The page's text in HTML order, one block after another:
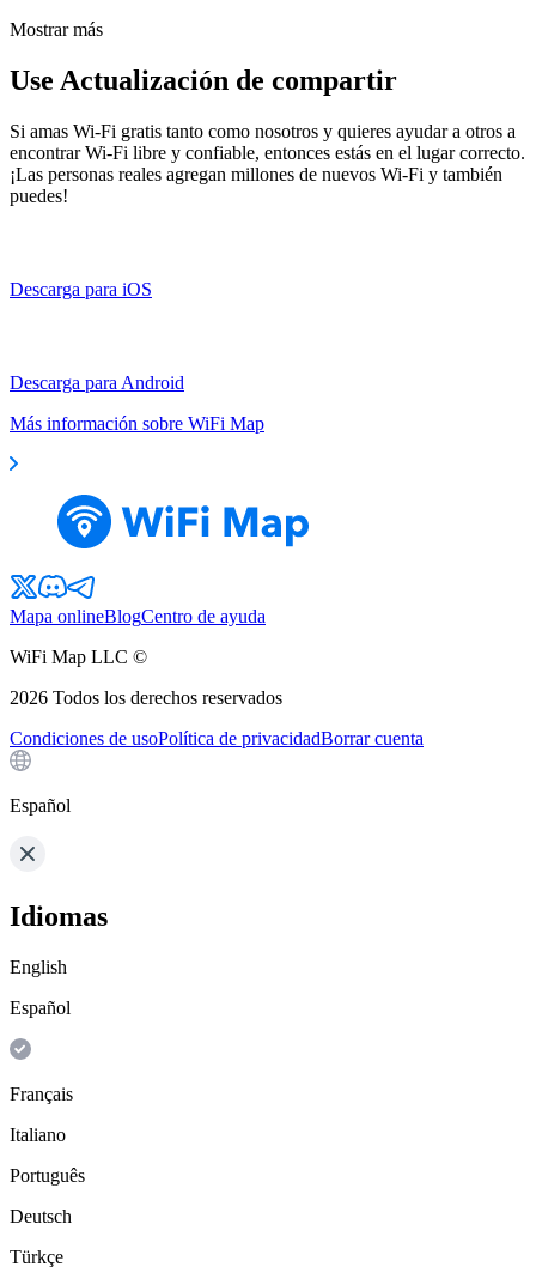
Mostrar más
Use Actualización de compartir
Si amas Wi-Fi gratis tanto como nosotros y quieres ayudar a otros a
encontrar Wi-Fi libre y confiable, entonces estás en el lugar correcto.
¡Las personas reales agregan millones de nuevos Wi-Fi y también
puedes!
Descarga para iOS
Descarga para Android
Más información sobre WiFi Map
Mapa onlineBlogCentro de ayuda
WiFi Map LLC ©
2026 Todos los derechos reservados
Condiciones de usoPolítica de privacidadBorrar cuenta
Español
Idiomas
English
Español
Français
Italiano
Português
Deutsch
Türkçe